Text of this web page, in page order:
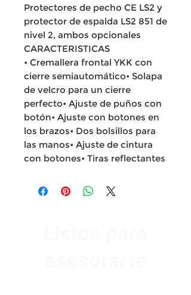
Protectores de pecho CE LS2 y
protector de espalda LS2 851 de
nivel 2, ambos opcionales
CARACTERISTICAS
• Cremallera frontal YKK con
cierre semiautomático• Solapa
de velcro para un cierre
perfecto• Ajuste de puños con
botón• Ajuste con botones en
los brazos• Dos bolsillos para
las manos• Ajuste de cintura
con botones• Tiras reflectantes